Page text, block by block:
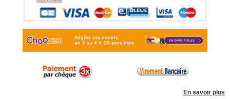
En savoir plus